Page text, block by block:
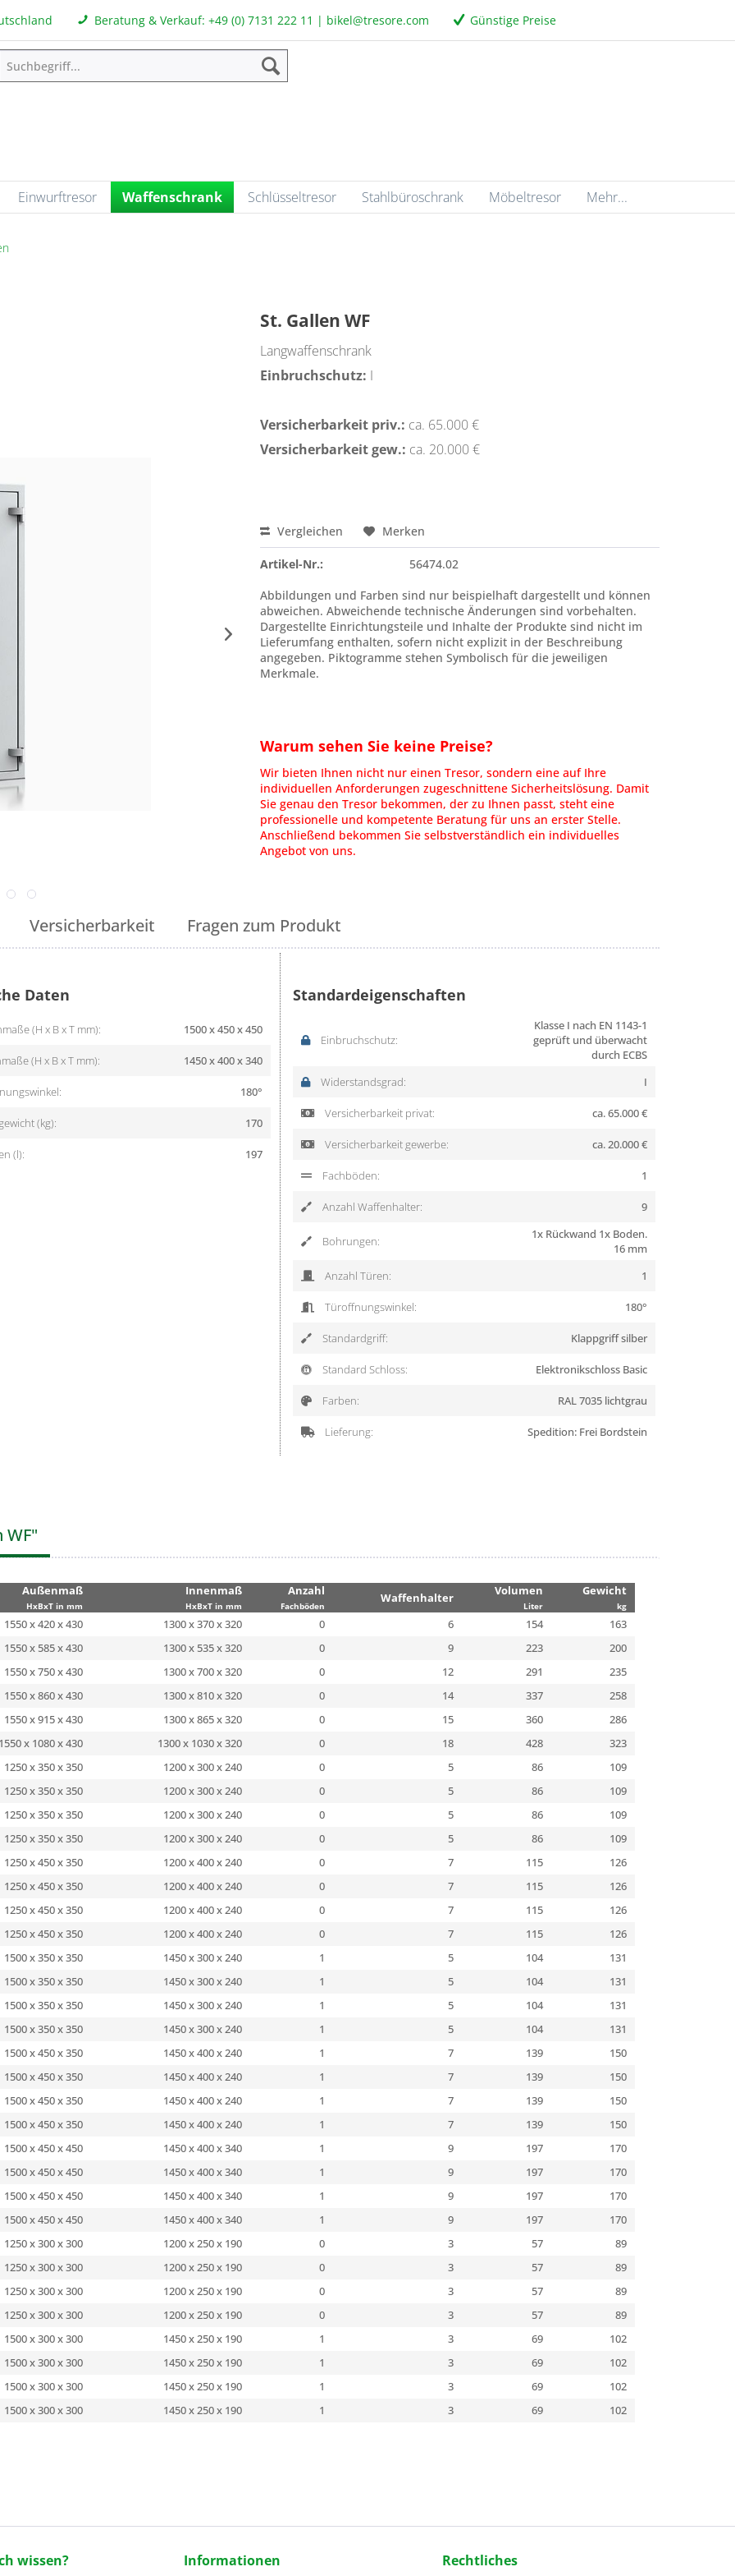
Beratung & Verkauf: +49 (0) 7131 222 11 | bikel@tresore.com Günstige Preise
Einwurftresor Waffenschrank Schlüsseltresor Stahlbüroschrank Möbeltresor Mehr...
St. Gallen WF
Langwaffenschrank
Einbruchschutz: I
Versicherbarkeit priv.: ca. 65.000 €
Versicherbarkeit gew.: ca. 20.000 €
Vergleichen Merken
Artikel-Nr.:
56474.02
Abbildungen und Farben sind nur beispielhaft dargestellt und können
abweichen. Abweichende technische Änderungen sind vorbehalten.
Dargestellte Einrichtungsteile und Inhalte der Produkte sind nicht im
Lieferumfang enthalten, sofern nicht explizit in der Beschreibung
angegeben. Piktogramme stehen Symbolisch für die jeweiligen
Merkmale.
Warum sehen Sie keine Preise?
Wir bieten Ihnen nicht nur einen Tresor, sondern eine auf Ihre
individuellen Anforderungen zugeschnittene Sicherheitslösung. Damit
Sie genau den Tresor bekommen, der zu Ihnen passt, steht eine
professionelle und kompetente Beratung für uns an erster Stelle.
Anschließend bekommen Sie selbstverständlich ein individuelles
Angebot von uns.
Versicherbarkeit Fragen zum Produkt
Daten
(H x B x T mm): 1500 x 450 x 450
(H x B x T mm): 1450 x 400 x 340
180°
(kg): 170
(l): 197
Standardeigenschaften
Einbruchschutz:
Klasse I nach EN 1143-1
geprüft und überwacht
durch ECBS
Widerstandsgrad:
I
Versicherbarkeit privat: ca. 65.000 €
Versicherbarkeit gewerbe: ca. 20.000 €
Fachböden: 1
Anzahl Waffenhalter: 9
Bohrungen:
1x Rückwand 1x Boden.
16 mm
Anzahl Türen:
1
Türoffnungswinkel: 180°
Standardgriff: Klappgriff silber
Standard Schloss: Elektronikschloss Basic
Farben: RAL 7035 lichtgrau
Lieferung: Spedition: Frei Bordstein
WF"
Außenmaß
HxBxT in mm
Innenmaß
HxBxT in mm
Anzahl
Fachböden
Waffenhalter Volumen
Liter
Gewicht
kg
1550 x 420 x 430 1300 x 370 x 320 0 6 154
163
1550 x 585 x 430 1300 x 535 x 320 0 9 223
200
1550 x 750 x 430 1300 x 700 x 320 0 12 291
235
1550 x 860 x 430 1300 x 810 x 320 0 14 337
258
1550 x 915 x 430 1300 x 865 x 320 0 15 360
286
1550 x 1080 x 430 1300 x 1030 x 320 0 18 428
323
1250 x 350 x 350 1200 x 300 x 240 0 5 86
109
1250 x 350 x 350 1200 x 300 x 240 0 5 86
109
1250 x 350 x 350 1200 x 300 x 240 0 5 86
109
1250 x 350 x 350 1200 x 300 x 240 0 5 86
109
1250 x 450 x 350 1200 x 400 x 240 0 7 115
126
1250 x 450 x 350 1200 x 400 x 240 0 7 115
126
1250 x 450 x 350 1200 x 400 x 240 0 7 115
126
1250 x 450 x 350 1200 x 400 x 240 0 7 115
126
1500 x 350 x 350 1450 x 300 x 240 1 5 104
131
1500 x 350 x 350 1450 x 300 x 240 1 5 104
131
1500 x 350 x 350 1450 x 300 x 240 1 5 104
131
1500 x 350 x 350 1450 x 300 x 240 1 5 104
131
1500 x 450 x 350 1450 x 400 x 240 1 7 139
150
1500 x 450 x 350 1450 x 400 x 240 1 7 139
150
1500 x 450 x 350 1450 x 400 x 240 1 7 139
150
1500 x 450 x 350 1450 x 400 x 240 1 7 139
150
1500 x 450 x 450 1450 x 400 x 340 1 9 197
170
1500 x 450 x 450 1450 x 400 x 340 1 9 197
170
1500 x 450 x 450 1450 x 400 x 340 1 9 197
170
1500 x 450 x 450 1450 x 400 x 340 1 9 197
170
1250 x 300 x 300 1200 x 250 x 190 0 3 57
89
1250 x 300 x 300 1200 x 250 x 190 0 3 57
89
1250 x 300 x 300 1200 x 250 x 190 0 3 57
89
1250 x 300 x 300 1200 x 250 x 190 0 3 57
89
1500 x 300 x 300 1450 x 250 x 190 1 3 69
102
1500 x 300 x 300 1450 x 250 x 190 1 3 69
102
1500 x 300 x 300 1450 x 250 x 190 1 3 69
102
1500 x 300 x 300 1450 x 250 x 190 1 3 69 102
wissen? Informationen Rechtliches